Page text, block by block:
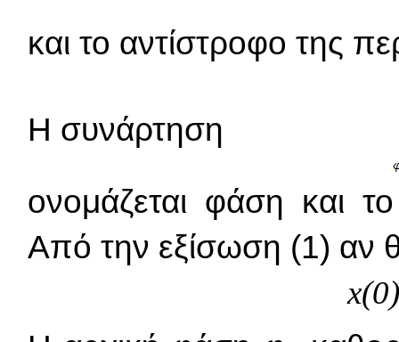
και το αντίστροφο της
Η συνάρτηση
ονομάζεται φάση και
Από την εξίσωση (1) αν